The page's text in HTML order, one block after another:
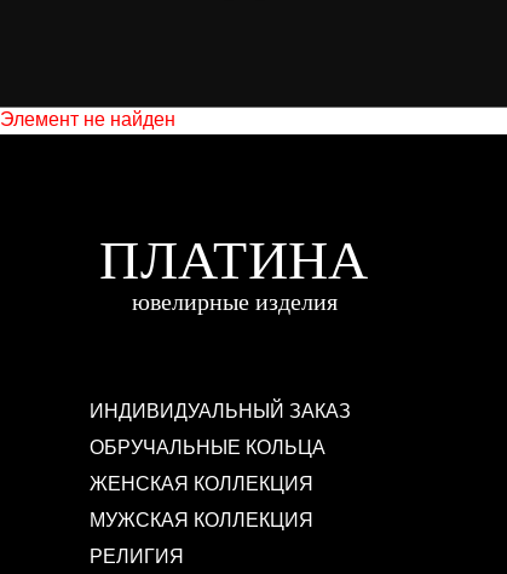
Элемент не найден
ИНДИВИДУАЛЬНЫЙ ЗАКАЗ
ОБРУЧАЛЬНЫЕ КОЛЬЦА
ЖЕНСКАЯ КОЛЛЕКЦИЯ
МУЖСКАЯ КОЛЛЕКЦИЯ
РЕЛИГИЯ